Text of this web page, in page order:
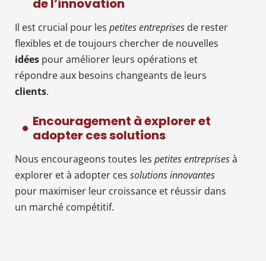
de l’innovation
Il est crucial pour les petites entreprises de rester
flexibles et de toujours chercher de nouvelles
idées pour améliorer leurs opérations et
répondre aux besoins changeants de leurs
clients.
Encouragement à explorer et
adopter ces solutions
Nous encourageons toutes les petites entreprisesà
explorer et à adopter ces solutions innovantes
pour maximiser leur croissance et réussir dans
un marché compétitif.